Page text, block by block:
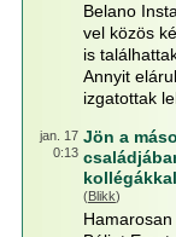
Belano
vel közös
is
Annyit
izgatottak
jan. 17
0:13
Jön a
kollégákkal
(Blikk)